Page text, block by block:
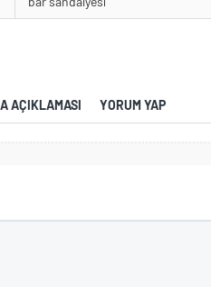
AÇIKLAMASI YORUM YAP